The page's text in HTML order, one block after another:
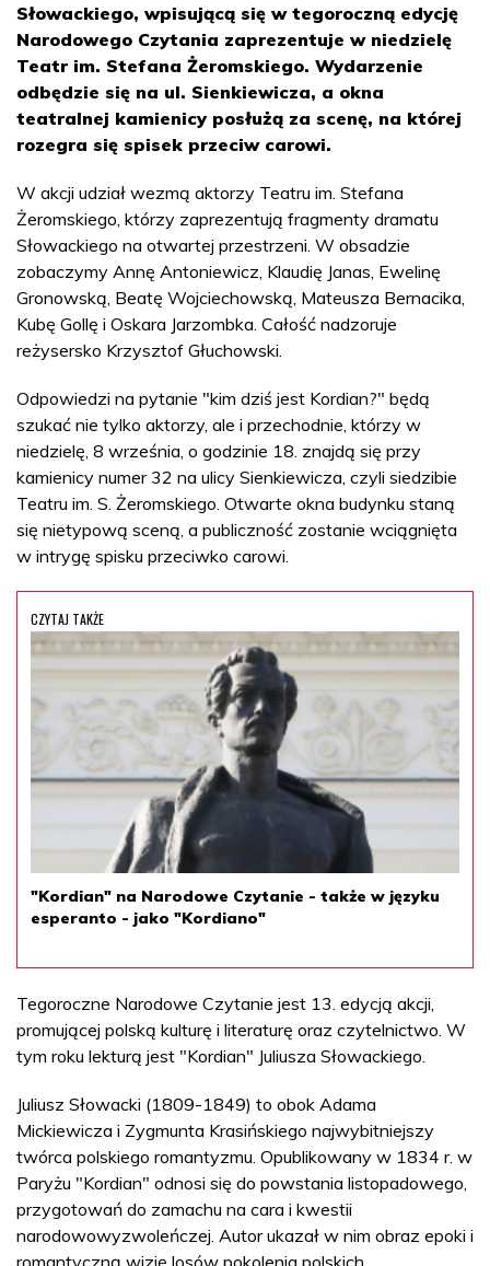
Słowackiego, wpisującą się w tegoroczną edycję
Narodowego Czytania zaprezentuje w niedzielę
Teatr im. Stefana Żeromskiego. Wydarzenie
odbędzie się na ul. Sienkiewicza, a okna
teatralnej kamienicy posłużą za scenę, na której
rozegra się spisek przeciw carowi.
W akcji udział wezmą aktorzy Teatru im. Stefana
Żeromskiego, którzy zaprezentują fragmenty dramatu
Słowackiego na otwartej przestrzeni. W obsadzie
zobaczymy Annę Antoniewicz, Klaudię Janas, Ewelinę
Gronowską, Beatę Wojciechowską, Mateusza Bernacika,
Kubę Gollę i Oskara Jarzombka. Całość nadzoruje
reżysersko Krzysztof Głuchowski.
Odpowiedzi na pytanie "kim dziś jest Kordian?" będą
szukać nie tylko aktorzy, ale i przechodnie, którzy w
niedzielę, 8 września, o godzinie 18. znajdą się przy
kamienicy numer 32 na ulicy Sienkiewicza, czyli siedzibie
Teatru im. S. Żeromskiego. Otwarte okna budynku staną
się nietypową sceną, a publiczność zostanie wciągnięta
w intrygę spisku przeciwko carowi.
CZYTAJ TAKŻE
"Kordian" na Narodowe Czytanie - także w języku
esperanto - jako "Kordiano"
Tegoroczne Narodowe Czytanie jest 13. edycją akcji,
promującej polską kulturę i literaturę oraz czytelnictwo. W
tym roku lekturą jest "Kordian" Juliusza Słowackiego.
Juliusz Słowacki (1809-1849) to obok Adama
Mickiewicza i Zygmunta Krasińskiego najwybitniejszy
twórca polskiego romantyzmu. Opublikowany w 1834 r. w
Paryżu "Kordian" odnosi się do powstania listopadowego,
przygotowań do zamachu na cara i kwestii
narodowowyzwoleńczej. Autor ukazał w nim obraz epoki i